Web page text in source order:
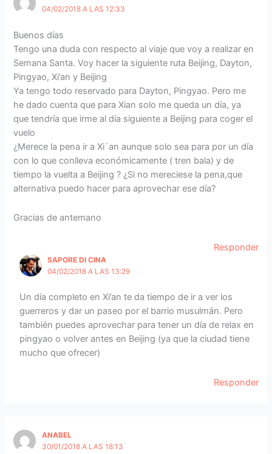
04/02/2018 A LAS 12:33
Buenos días
Tengo una duda con respecto al viaje que voy a realizar en
Semana Santa. Voy hacer la siguiente ruta Beijing, Dayton,
Pingyao, Xi’an y Beijing
Ya tengo todo reservado para Dayton, Pingyao. Pero me
he dado cuenta que para Xian solo me queda un día, ya
que tendría que irme al día siguiente a Beijing para coger el
vuelo
¿Merece la pena ir a Xi´an aunque solo sea para por un día
con lo que conlleva económicamente ( tren bala) y de
tiempo la vuelta a Beijing ? ¿Si no mereciese la pena,que
alternativa puedo hacer para aprovechar ese día?
Gracias de antemano
Responder
SAPORE DI CINA
04/02/2018 A LAS 13:29
Un día completo en Xi’an te da tiempo de ir a ver los
guerreros y dar un paseo por el barrio musulmán. Pero
también puedes aprovechar para tener un día de relax en
pingyao o volver antes en Beijing (ya que la ciudad tiene
mucho que ofrecer)
Responder
ANABEL
30/01/2018 A LAS 18:13